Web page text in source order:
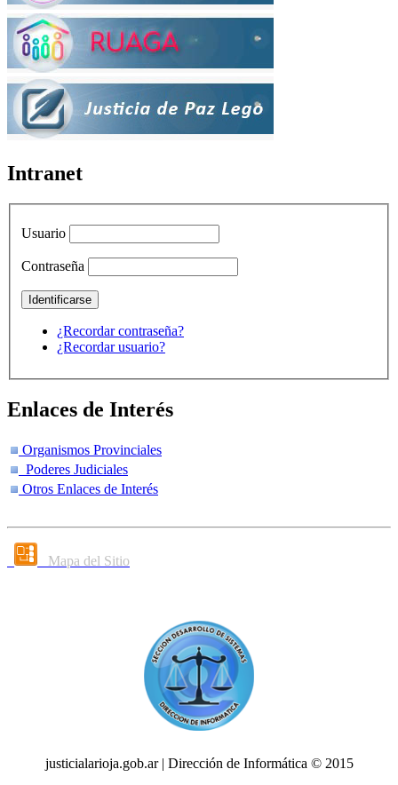
Intranet
Usuario
Contraseña
¿Recordar contraseña?
¿Recordar usuario?
Enlaces de Interés
Organismos Provinciales
Poderes Judiciales
Otros Enlaces de Interés
Mapa del Sitio
justicialarioja.gob.ar | Dirección de Informática © 2015